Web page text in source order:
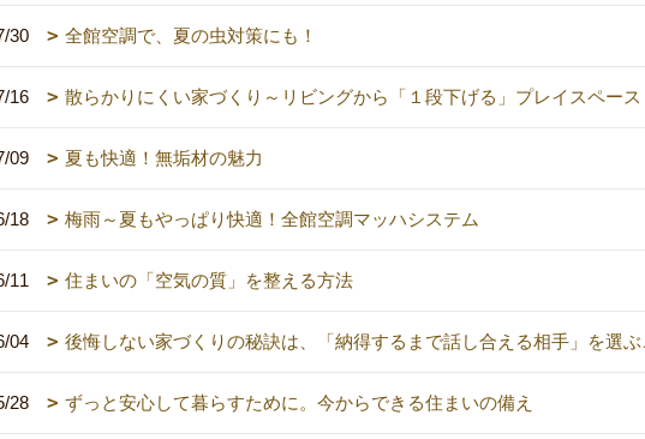
30 全館空調で、夏の虫対策にも！
16 散らかりにくい家づくり～リビングから「１段下げる」プレイスペース
09 夏も快適！無垢材の魅力
18 梅雨～夏もやっぱり快適！全館空調マッハシステム
11 住まいの「空気の質」を整える方法
04 後悔しない家づくりの秘訣は、「納得するまで話し合える相手」を選
28 ずっと安心して暮らすために。今からできる住まいの備え